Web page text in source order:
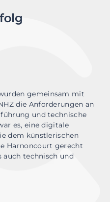
gemeinsam mit
die Anforderungen an
und technische
es, eine digitale
dem künstlerischen
Harnoncourt gerecht
technisch und